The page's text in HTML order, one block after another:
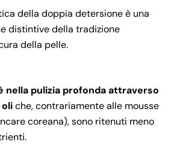
della doppia detersione è una
distintive della tradizione
della pelle.
nella pulizia profonda attraverso
che, contrariamente alle mousse
coreana), sono ritenuti meno